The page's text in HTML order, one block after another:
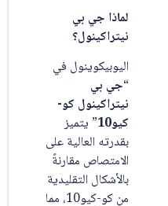
لماذا جي بي
نيتراكينول؟
اليوبيكوينول في
“جي بي
نيتراكينول كو-
كيو10
” يتميز
بقدرته العالية على
الامتصاص مقارنةً
بالأشكال التقليدية
من كو-كيو10، مما